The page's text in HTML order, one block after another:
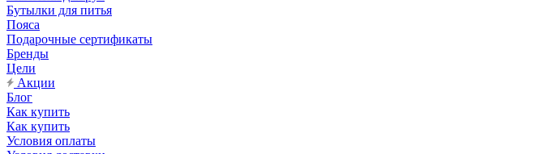
Бутылки для питья
Пояса
Подарочные сертификаты
Бренды
Цели
Акции
Блог
Как купить
Как купить
Условия оплаты